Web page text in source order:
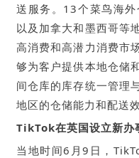
送服务。13个菜鸟海
以及加拿大和墨西哥等
高消费和高潜力消费市
够为客户提供本地仓储
间仓库的库存统一管理
地区的仓储能力和配送效
TikTok在英国设立新办
当地时间6月9日，